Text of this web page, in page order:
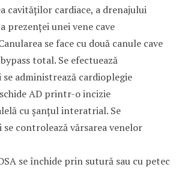
cavităţilor cardiace, a drenajului
prezenţei unei vene cave
se face cu două canule cave
total. Se efectuează
administrează cardioplegie
AD printr-o incizie
cu şanţul interatrial. Se
se controlează vărsarea venelor
se închide prin sutură sau cu petec